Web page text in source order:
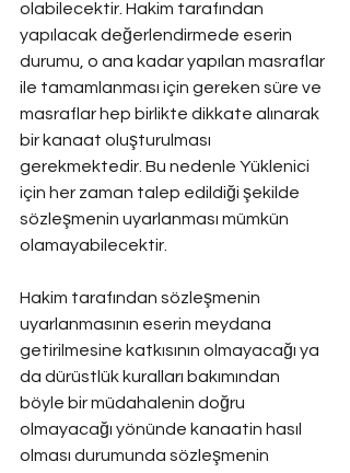
olabilecektir. Hakim tarafından
yapılacak değerlendirmede eserin
durumu, o ana kadar yapılan masraflar
ile tamamlanması için gereken süre ve
masraflar hep birlikte dikkate alınarak
bir kanaat oluşturulması
gerekmektedir. Bu nedenle Yüklenici
için her zaman talep edildiği şekilde
sözleşmenin uyarlanması mümkün
olamayabilecektir.
Hakim tarafından sözleşmenin
uyarlanmasının eserin meydana
getirilmesine katkısının olmayacağı ya
da dürüstlük kuralları bakımından
böyle bir müdahalenin doğru
olmayacağı yönünde kanaatin hasıl
olması durumunda sözleşmenin